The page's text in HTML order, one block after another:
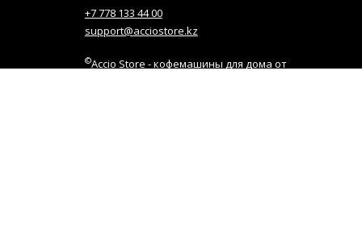
+7 778 133 44 00
support@acciostore.kz
©Accio Store - кофемашины для дома от